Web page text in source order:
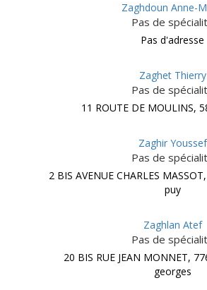
Zaghdoun Anne-
Pas de
Pas d'adresse
Zaghet Thierry
Pas de
11 ROUTE DE MOULINS,
Zaghir Youssef
Pas de
2 BIS AVENUE CHARLES
puy
Zaghlan Atef
Pas de
20 BIS RUE JEAN MONNET,
georges